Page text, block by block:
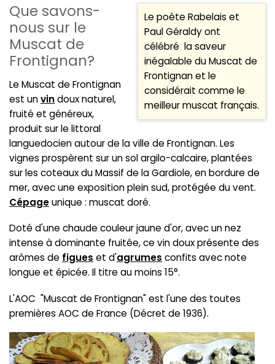
Le poète Rabelais et
Paul Géraldy ont
célébré la saveur
inégalable du Muscat de
Frontignan et le
considérait comme le
meilleur muscat français.
Que savons-
nous sur le
Muscat de
Frontignan?
Le Muscat de Frontignan
est unvindoux naturel,
fruité et généreux,
produit sur le littoral
languedocien autour de la ville de Frontignan. Les
vignes prospèrent sur un sol argilo-calcaire, plantées
sur les coteaux du Massif de la Gardiole, en bordure de
mer, avec une exposition plein sud, protégée du vent.
Cépageunique : muscat doré.
Doté d'une chaude couleur jaune d'or, avec un nez
intense à dominante fruitée, ce vin doux présente des
arômes de figues et d'agrumes confits avec note
longue et épicée. Il titre au moins 15°.
L'AOC "Muscat de Frontignan" est l'une des toutes
premières AOC de France (Décret de 1936).